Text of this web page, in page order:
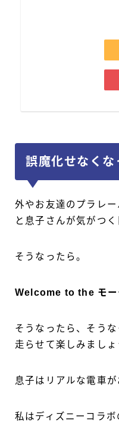
誤魔化せなくな
外やお友達のプラレー
と息子さんが気がつ
そうなったら。
Welcome to the モー
そうなったら、そう
走らせて楽しみましょ
息子はリアルな電車が
私はディズニーコラボ